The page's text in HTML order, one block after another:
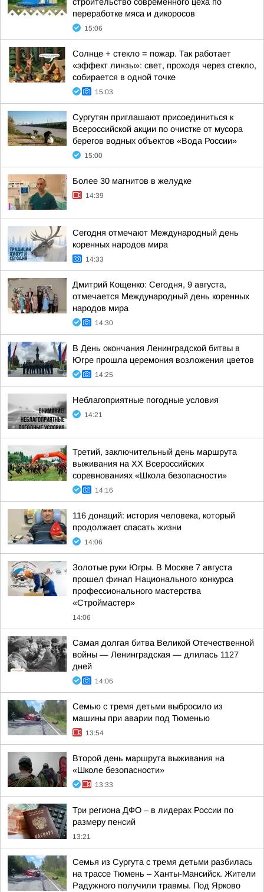
переработке мяса и дикоросов
15:06
Солнце + стекло = пожар. Так работает
«эффект линзы»: свет, проходя через стекло,
собирается в одной точке
15:03
Сургутян приглашают присоединиться к
Всероссийской акции по очистке от мусора
берегов водных объектов «Вода России»
15:00
Более 30 магнитов в желудке
14:39
Сегодня отмечают Международный день
коренных народов мира
14:33
Дмитрий Кощенко: Сегодня, 9 августа,
отмечается Международный день коренных
народов мира
14:30
В День окончания Ленинградской битвы в
Югре прошла церемония возложения цветов
14:25
Неблагоприятные погодные условия
14:21
Третий, заключительный день маршрута
выживания на XX Всероссийских
соревнованиях «Школа безопасности»
14:16
116 донаций: история человека, который
продолжает спасать жизни
14:06
Золотые руки Югры. В Москве 7 августа
прошел финал Национального конкурса
профессионального мастерства
«Строймастер»
14:06
Самая долгая битва Великой Отечественной
войны — Ленинградская — длилась 1127
дней
14:06
Семью с тремя детьми выбросило из
машины при аварии под Тюменью
13:54
Второй день маршрута выживания на
«Школе безопасности»
13:33
Три региона ДФО – в лидерах России по
размеру пенсий
13:21
Семья из Сургута с тремя детьми разбилась
на трассе Тюмень – Ханты-Мансийск. Жители
Радужного получили травмы. Под Ярково